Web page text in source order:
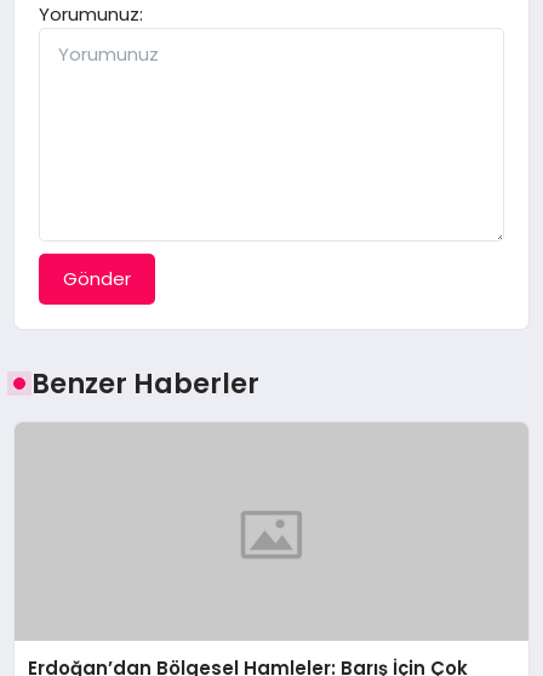
Yorumunuz:
Gönder
Benzer Haberler
Erdoğan’dan Bölgesel Hamleler: Barış İçin Çok